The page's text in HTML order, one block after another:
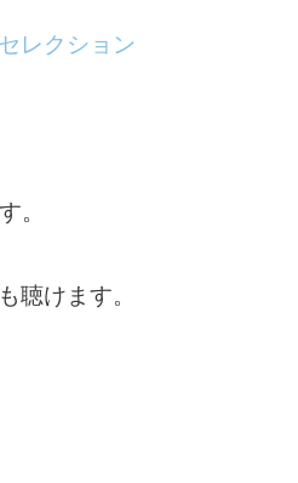
レクション
。
聴けます。